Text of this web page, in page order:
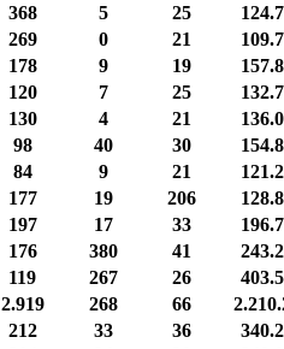
368 5 25
269 0 21
178 9 19
120 7 25
130 4 21
98 40 30
84 9 21
177 19 206
197 17 33
176 380 41
119 267 26
2.919 268 66
212 33 36